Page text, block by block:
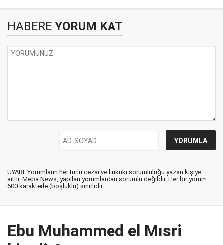
HABERE YORUM KAT
UYARI: Yorumların her türlü cezai ve hukuki sorumluluğu yazan kişiye
aittir. Mepa News, yapılan yorumlardan sorumlu değildir. Her bir yorum
600 karakterle (boşluklu) sınırlıdır.
Ebu Muhammed el Mısri